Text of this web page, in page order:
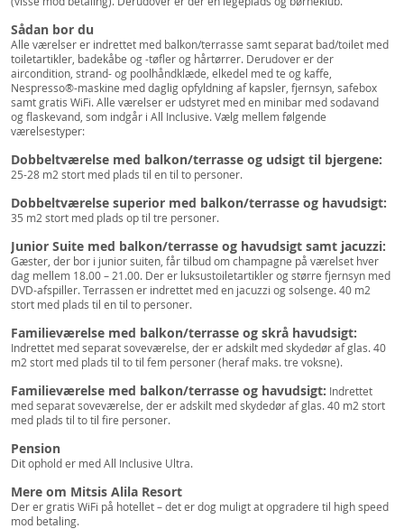
Sådan bor du
Alle værelser er indrettet med balkon/terrasse samt separat bad/toilet med
toiletartikler, badekåbe og -tøfler og hårtørrer. Derudover er der
aircondition, strand- og poolhåndklæde, elkedel med te og kaffe,
Nespresso®-maskine med daglig opfyldning af kapsler, fjernsyn, safebox
samt gratis WiFi. Alle værelser er udstyret med en minibar med sodavand
og flaskevand, som indgår i All Inclusive. Vælg mellem følgende
værelsestyper:
Dobbeltværelse med balkon/terrasse og udsigt til bjergene:
25-28 m2 stort med plads til en til to personer.
Dobbeltværelse superior med balkon/terrasse og havudsigt:
35 m2 stort med plads op til tre personer.
Junior Suite med balkon/terrasse og havudsigt samt jacuzzi:
Gæster, der bor i junior suiten, får tilbud om champagne på værelset hver
dag mellem 18.00 – 21.00. Der er luksustoiletartikler og større fjernsyn med
DVD-afspiller. Terrassen er indrettet med en jacuzzi og solsenge. 40 m2
stort med plads til en til to personer.
Familieværelse med balkon/terrasse og skrå havudsigt:
Indrettet med separat soveværelse, der er adskilt med skydedør af glas. 40
m2 stort med plads til to til fem personer (heraf maks. tre voksne).
Familieværelse med balkon/terrasse og havudsigt: Indrettet
med separat soveværelse, der er adskilt med skydedør af glas. 40 m2 stort
med plads til to til fire personer.
Pension
Dit ophold er med All Inclusive Ultra.
Mere om Mitsis Alila Resort
Der er gratis WiFi på hotellet – det er dog muligt at opgradere til high speed
mod betaling.